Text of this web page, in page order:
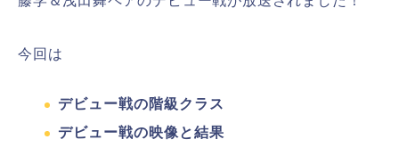
今回は
デビュー戦の階級クラス
デビュー戦の映像と結果